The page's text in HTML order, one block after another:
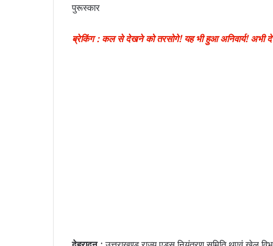
पुरूस्कार
ब्रेकिंग : कल से देखने को तरसोगे! यह भी हुआ अनिवार्य! अभी